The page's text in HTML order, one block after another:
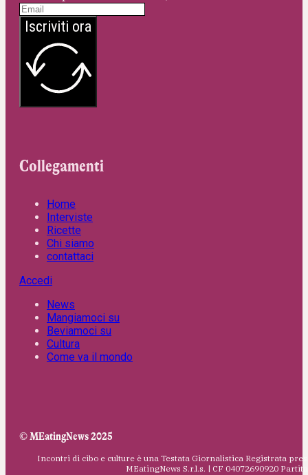
Iscriviti ora
Collegamenti
Home
Interviste
Ricette
Chi siamo
contattaci
Accedi
News
Mangiamoci su
Beviamoci su
Cultura
Come va il mondo
© MEatingNews 2025
Incontri di cibo e culture è una Testata Giornalistica Registrata
MEatingNews S.r.l.s. | CF 04072690920